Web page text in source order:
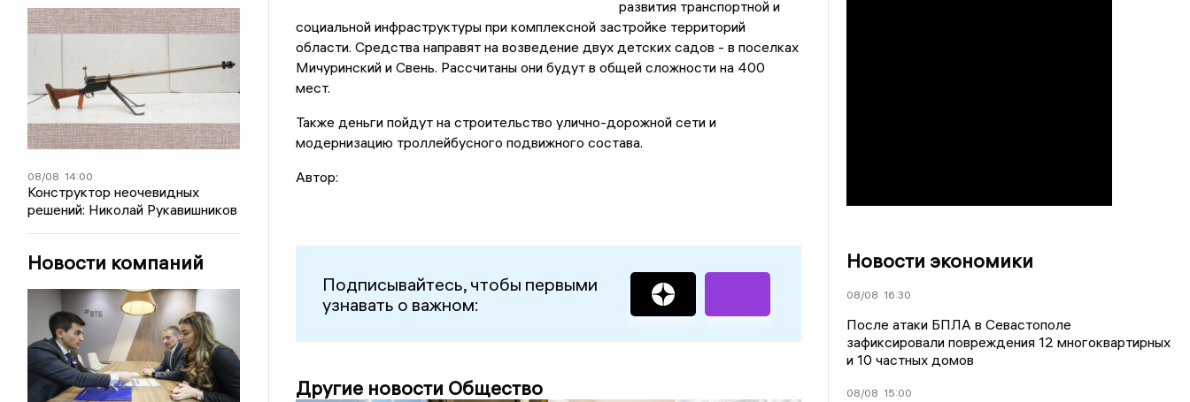
08/08 14:00
Конструктор неочевидных
решений: Николай Рукавишников
Новости компаний
развития транспортной и
социальной инфраструктуры при комплексной застройке территорий
области. Средства направят на возведение двух детских садов - в поселках
Мичуринский и Свень. Рассчитаны они будут в общей сложности на 400
мест.
Также деньги пойдут на строительство улично-дорожной сети и
модернизацию троллейбусного подвижного состава.
Автор:
Подписывайтесь, чтобы первыми
узнавать о важном:
Другие новости Общество
Новости экономики
08/08 16:30
После атаки БПЛА в Севастополе
зафиксировали повреждения 12 многоквартирных
и 10 частных домов
08/08 15:00